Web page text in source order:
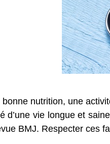
bonne nutrition, une
d’une vie longue et
BMJ. Respecter ces